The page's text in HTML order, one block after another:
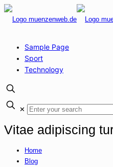
Sample Page
Sport
Technology
✕
Vitae adipiscing
Home
Blog